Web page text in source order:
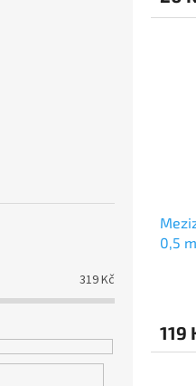
319Kč
0,5
119